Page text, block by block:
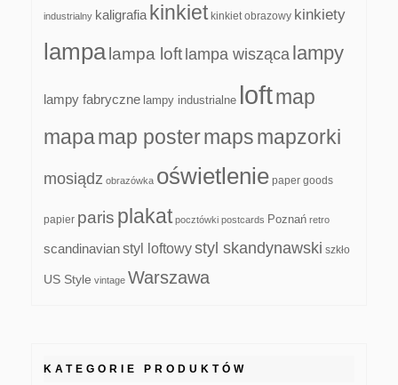
industrialny kaligrafia kinkiet kinkiet obrazowy kinkiety
lampa lampa loft lampa wisząca lampy
lampy fabryczne lampy industrialne loftmap
mapamap postermapsmapzorki
mosiądz obrazówka oświetlenie paper goods
papier paris plakat pocztówki postcards Poznań retro
scandinavianstyl loftowystyl skandynawski szkło
US Style vintage Warszawa
KATEGORIE PRODUKTÓW